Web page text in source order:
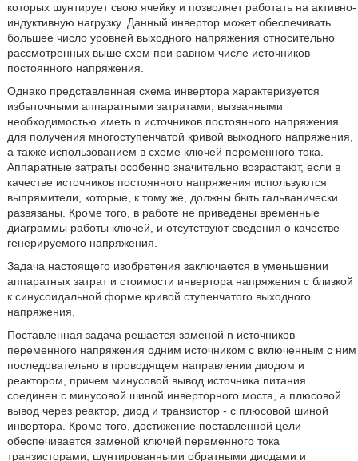
которых шунтирует свою ячейку и позволяет работать на активно-
индуктивную нагрузку. Данный инвертор может обеспечивать
большее число уровней выходного напряжения относительно
рассмотренных выше схем при равном числе источников
постоянного напряжения.
Однако представленная схема инвертора характеризуется
избыточными аппаратными затратами, вызванными
необходимостью иметь n источников постоянного напряжения
для получения многоступенчатой кривой выходного напряжения,
а также использованием в схеме ключей переменного тока.
Аппаратные затраты особенно значительно возрастают, если в
качестве источников постоянного напряжения используются
выпрямители, которые, к тому же, должны быть гальванически
развязаны. Кроме того, в работе не приведены временные
диаграммы работы ключей, и отсутствуют сведения о качестве
генерируемого напряжения.
Задача настоящего изобретения заключается в уменьшении
аппаратных затрат и стоимости инвертора напряжения с близкой
к синусоидальной форме кривой ступенчатого выходного
напряжения.
Поставленная задача решается заменой n источников
переменного напряжения одним источником с включенным с ним
последовательно в проводящем направлении диодом и
реактором, причем минусовой вывод источника питания
соединен с минусовой шиной инверторного моста, а плюсовой
вывод через реактор, диод и транзистор - с плюсовой шиной
инвертора. Кроме того, достижение поставленной цели
обеспечивается заменой ключей переменного тока
транзисторами, шунтированными обратными диодами и